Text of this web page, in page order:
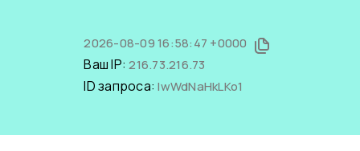
2026-08-09 16:58:47 +0000
Ваш IP:216.73.216.73
ID запроса:lwWdNaHkLKo1